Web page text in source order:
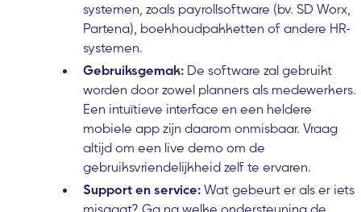
systemen, zoals payrollsoftware (bv. SD Worx,
Partena), boekhoudpakketten of andere HR-
systemen.
Gebruiksgemak: De software zal gebruikt
worden door zowel planners als medewerkers.
Een intuïtieve interface en een heldere
mobiele app zijn daarom onmisbaar. Vraag
altijd om een live demo om de
gebruiksvriendelijkheid zelf te ervaren.
Support en service: Wat gebeurt er als er iets
misgaat? Ga na welke ondersteuning de